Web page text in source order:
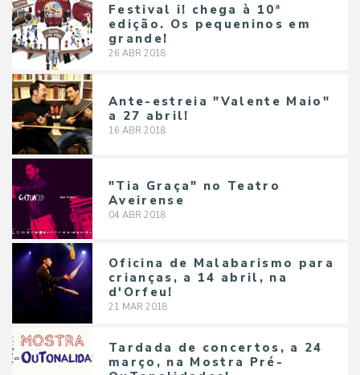
Festival i! chega à 10ª
edição. Os pequeninos em
grande!
26 ABR 2018
Ante-estreia "Valente Maio"
a 27 abril!
16 ABR 2018
"Tia Graça" no Teatro
Aveirense
04 ABR 2018
Oficina de Malabarismo para
crianças, a 14 abril, na
d'Orfeu!
21 MAR 2018
Tardada de concertos, a 24
março, na Mostra Pré-